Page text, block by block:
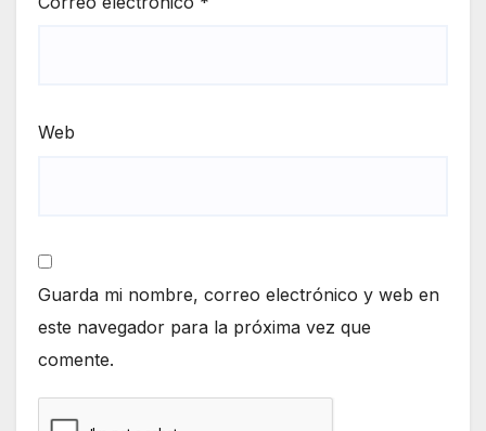
Web
Guarda mi nombre, correo electrónico y web en
este navegador para la próxima vez que
comente.